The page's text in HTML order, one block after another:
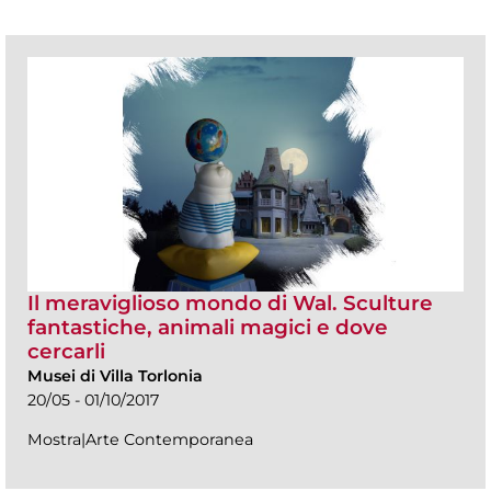
Il meraviglioso mondo di Wal. Sculture
fantastiche, animali magici e dove
cercarli
Musei di Villa Torlonia
20/05 - 01/10/2017
Mostra|Arte Contemporanea